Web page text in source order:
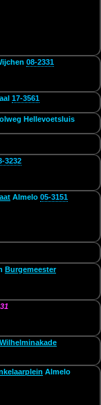
08-2331
17-3561
Hellevoetsluis
3232
Almelo 05-3151
Burgemeester
Almelo